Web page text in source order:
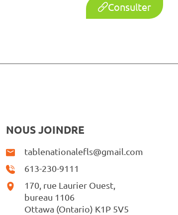
Consulter
NOUS JOINDRE
tablenationalefls@gmail.com
613-230-9111
170, rue Laurier Ouest,
bureau 1106
Ottawa (Ontario) K1P 5V5